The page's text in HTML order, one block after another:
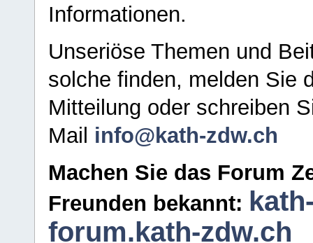
Informationen.
Unseriöse Themen und
solche finden, melden Sie
Mitteilung oder schreiben
Mail info@kath-zdw.ch
Machen Sie das Forum
Freunden bekannt:
forum.kath-zdw.ch